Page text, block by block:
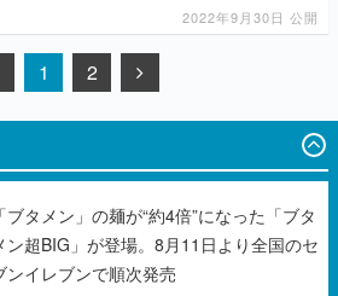
2022年9月30日 公開
1 2
「ブタメン」の麺が“約4倍”になった「ブタ
ン超BIG」が登場。8月11日より全国のセ
ンイレブンで順次発売